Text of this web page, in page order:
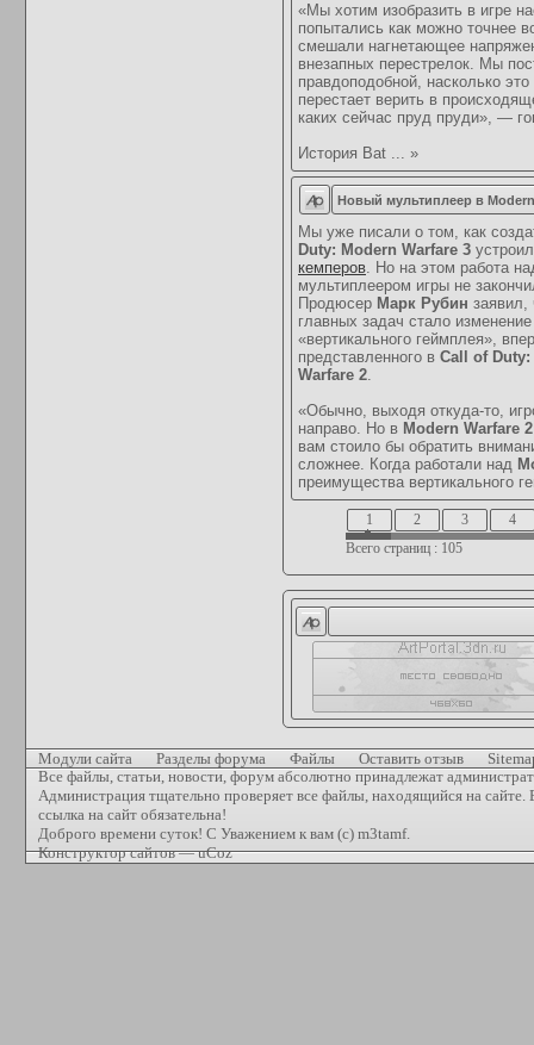
«Мы хотим изобразить в игре
попытались как можно точнее
смешали нагнетающее
внезапных перестрелок. Мы
правдоподобной, насколько
перестает верить в
каких сейчас пруд пруди», —
История Bat ... »
Новый мультиплеер в
Мы уже писали о том, как
Duty: Modern Warfare 3
кемперов. Но на этом работа
мультиплеером игры не
Продюсер Марк Рубин заявил,
главных задач стало изменение
«вертикального геймплея»,
представленного в Call of
Warfare 2.
«Обычно, выходя откуда-то,
направо. Но в Modern Warfare 2
вам стоило бы обратить
сложнее. Когда работали над
преимущества вертикального
1 2 3
4
Всего страниц : 105
Модули сайта Разделы форума Файлы Оставить отзыв
Все файлы, статьи, новости, форум абсолютно принадлежат
Администрация тщательно проверяет все файлы, находящийся на сайте.
ссылка на сайт обязательна!
Доброго времени суток! С Уважением к вам (с) m3tamf.
Конструктор сайтов—uCoz